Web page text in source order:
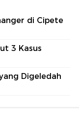
di Cipete
3 Kasus
Digeledah